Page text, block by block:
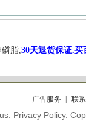
脂,30天退货保证.买
广告服务 联
Privacy Policy.